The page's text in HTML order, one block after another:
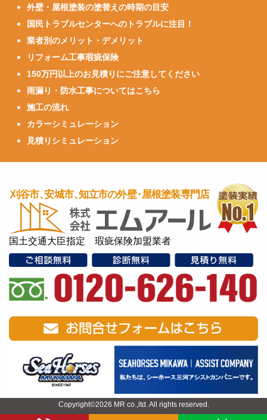
外壁・屋根塗装の塗替えの時期の目安
国民トラブルセンターへのトラブルに注目！
業者別のメリット・デメリット
リフォーム工事瑕疵保険
150万円以上のお見積りにご注意してください
雨漏り・防水工事についてはこちら
施工の流れ
カラーシミュレーション
見積りシミュレーション
国土交通大臣指定 瑕疵保険加盟業者
Copyright©2026 MR co.,ltd. All rights reserved.